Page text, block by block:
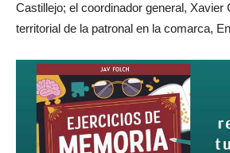
Castillejo; el coordinador general, Xavier
territorial de la patronal en la comarca,